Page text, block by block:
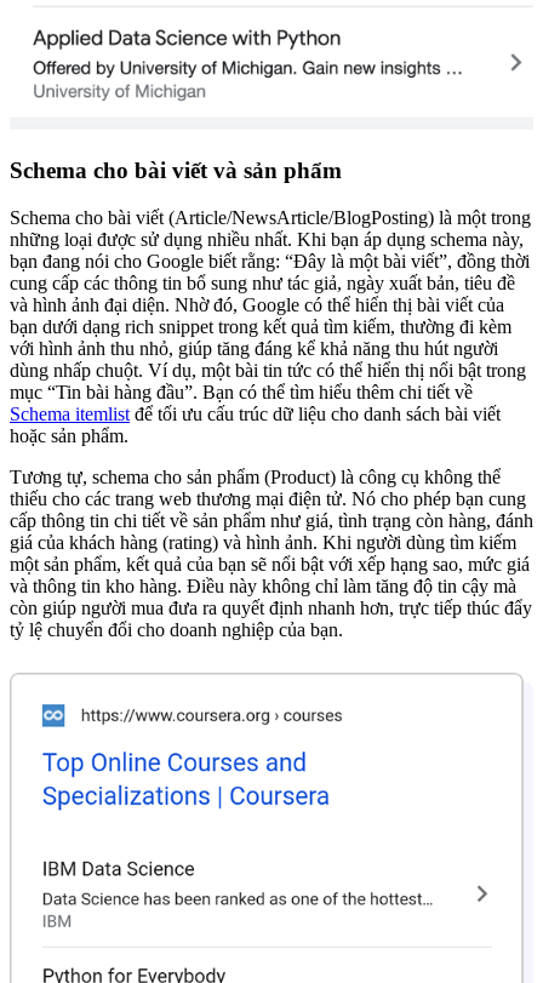
Schema cho bài viết và sản phẩm
Schema cho bài viết (Article/NewsArticle/BlogPosting) là một trong
những loại được sử dụng nhiều nhất. Khi bạn áp dụng schema này,
bạn đang nói cho Google biết rằng: “Đây là một bài viết”, đồng thời
cung cấp các thông tin bổ sung như tác giả, ngày xuất bản, tiêu đề
và hình ảnh đại diện. Nhờ đó, Google có thể hiển thị bài viết của
bạn dưới dạng rich snippet trong kết quả tìm kiếm, thường đi kèm
với hình ảnh thu nhỏ, giúp tăng đáng kể khả năng thu hút người
dùng nhấp chuột. Ví dụ, một bài tin tức có thể hiển thị nổi bật trong
mục “Tin bài hàng đầu”. Bạn có thể tìm hiểu thêm chi tiết về
Schema itemlist để tối ưu cấu trúc dữ liệu cho danh sách bài viết
hoặc sản phẩm.
Tương tự, schema cho sản phẩm (Product) là công cụ không thể
thiếu cho các trang web thương mại điện tử. Nó cho phép bạn cung
cấp thông tin chi tiết về sản phẩm như giá, tình trạng còn hàng, đánh
giá của khách hàng (rating) và hình ảnh. Khi người dùng tìm kiếm
một sản phẩm, kết quả của bạn sẽ nổi bật với xếp hạng sao, mức giá
và thông tin kho hàng. Điều này không chỉ làm tăng độ tin cậy mà
còn giúp người mua đưa ra quyết định nhanh hơn, trực tiếp thúc đẩy
tỷ lệ chuyển đổi cho doanh nghiệp của bạn.